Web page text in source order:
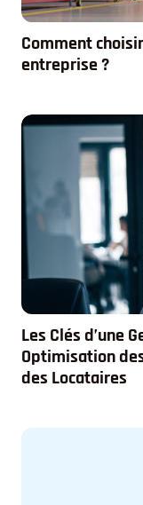
Comment
entreprise ?
Les Clés d’une
Optimisation
des Locataires